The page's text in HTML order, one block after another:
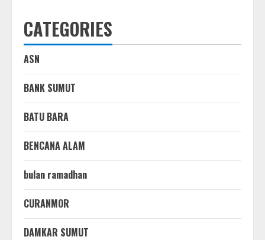
CATEGORIES
ASN
BANK SUMUT
BATU BARA
BENCANA ALAM
bulan ramadhan
CURANMOR
DAMKAR SUMUT